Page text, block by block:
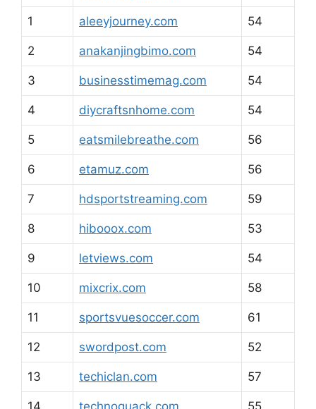
1 aleeyjourney.com 54
2 anakanjingbimo.com 54
3 businesstimemag.com 54
4 diycraftsnhome.com 54
5 eatsmilebreathe.com 56
6 etamuz.com 56
7 hdsportstreaming.com 59
8 hibooox.com 53
9 letviews.com 54
10 mixcrix.com 58
11 sportsvuesoccer.com 61
12 swordpost.com 52
13 techiclan.com 57